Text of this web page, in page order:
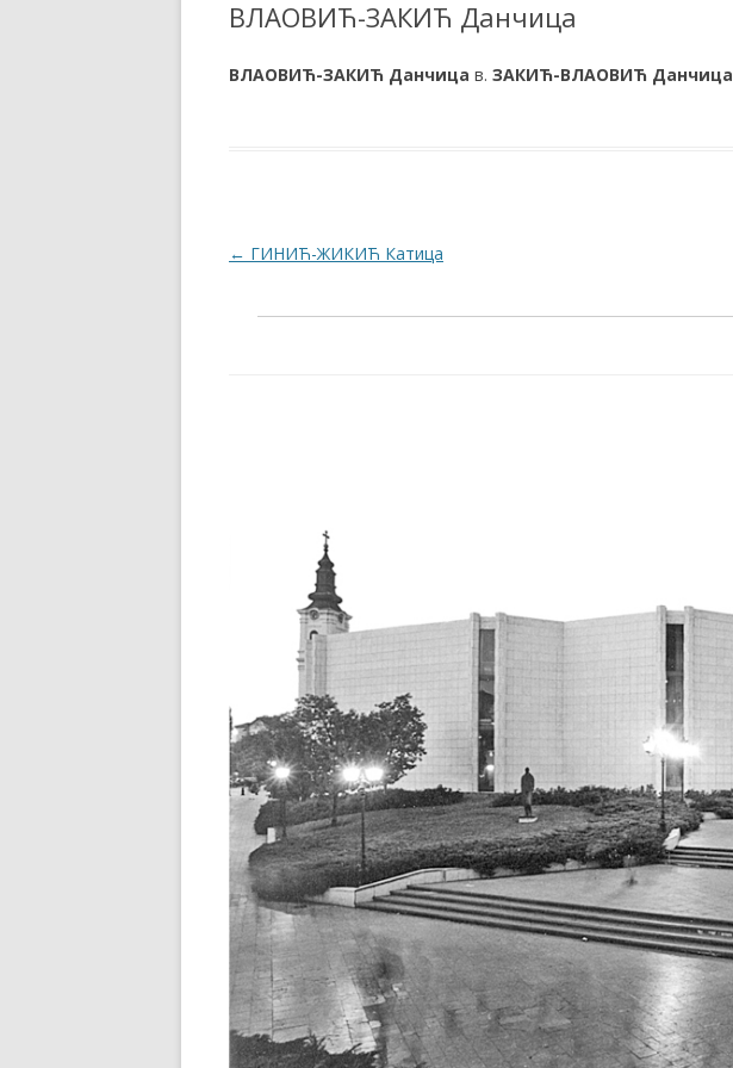
ВЛАОВИЋ-ЗАКИЋ Данчица
ВЛАОВИЋ-ЗАКИЋ Данчица в. ЗАКИЋ-ВЛАОВИЋ Данчица
Post navigation
← ГИНИЋ-ЖИКИЋ Катица